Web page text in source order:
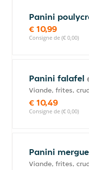
Panini
€ 10,99
Consigne de (€ 0,00)
Panini falafel
Viande, frites,
€ 10,49
Consigne de (€ 0,00)
Panini
Viande, frites,